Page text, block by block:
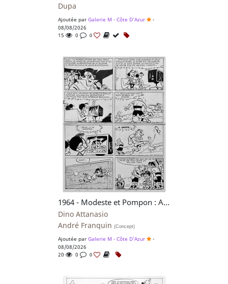
Dupa
Ajoutée par Galerie M - Côte D'Azur
-
08/08/2026
15
0 0
1964 - Modeste et Pompon : Arrêt Facultatif
Dino Attanasio
André Franquin (Concept)
Ajoutée par Galerie M - Côte D'Azur
-
08/08/2026
20
0 0